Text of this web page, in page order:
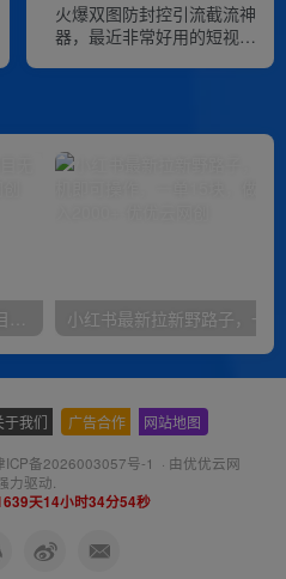
火爆双图防封控引流截流神
器，最近非常好用的短视频
无限接码撸红包单号0.75项目无偿分享给你【揭秘】
于我们 广告合作 网站地图
ICP备2026003057号-1 · 由优优云网
力驱动.
天14小时34分55秒